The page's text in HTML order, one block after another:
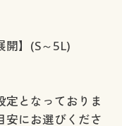
開】(S～5L)
となっておりま
安にお選びくださ